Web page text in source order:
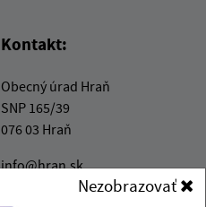
Kontakt:
Obecný úrad Hraň
SNP 165/39
076 03 Hraň
info@hran.sk
+421 566 790 063Nezobrazovať